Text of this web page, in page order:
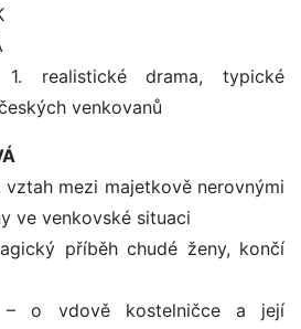
1. realistické drama, typické
venkovanů
mezi majetkově nerovnými
ve venkovské situaci
příběh chudé ženy, končí
– o vdově kostelničce a její